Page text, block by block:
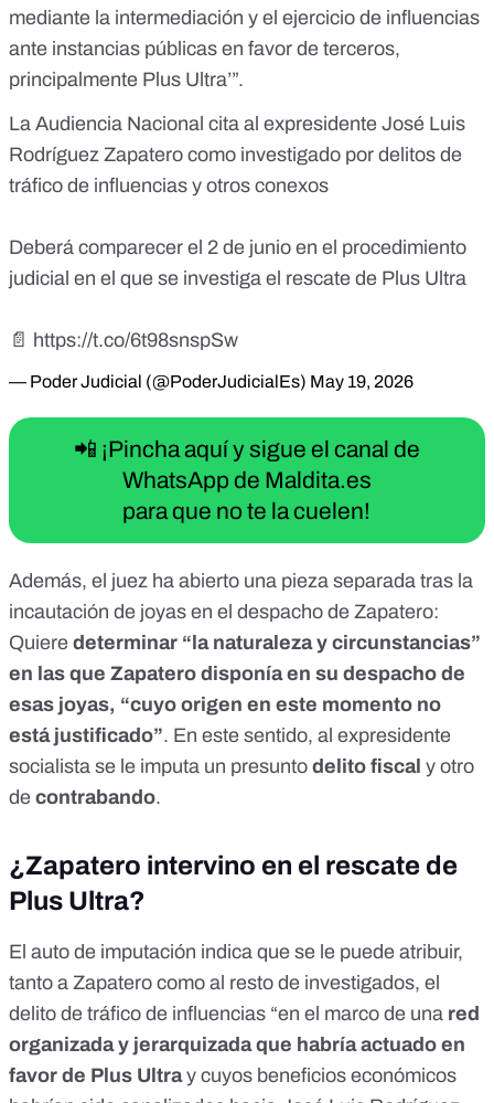
mediante la intermediación y el ejercicio de influencias
ante instancias públicas en favor de terceros,
principalmente Plus Ultra’”.
La Audiencia Nacional cita al expresidente José Luis
Rodríguez Zapatero como investigado por delitos de
tráfico de influencias y otros conexos
Deberá comparecer el 2 de junio en el procedimiento
judicial en el que se investiga el rescate de Plus Ultra
📄 https://t.co/6t98snspSw
— Poder Judicial (@PoderJudicialEs) May 19, 2026
📲 ¡Pincha aquí y sigue el canal de
WhatsApp de Maldita.es
para que no te la cuelen!
Además, el juez ha abierto una pieza separada tras la
incautación de joyas en el despacho de Zapatero:
Quiere determinar “la naturaleza y circunstancias”
en las que Zapatero disponía en su despacho de
esas joyas, “cuyo origen en este momento no
está justificado”. En este sentido, al expresidente
socialista se le imputa un presunto delito fiscal y otro
de contrabando.
¿Zapatero intervino en el rescate de
Plus Ultra?
El auto de imputación indica que se le puede atribuir,
tanto a Zapatero como al resto de investigados, el
delito de tráfico de influencias “en el marco de una red
organizada y jerarquizada que habría actuado en
favor de Plus Ultray cuyos beneficios económicos